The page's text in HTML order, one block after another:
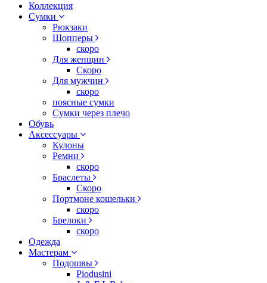
Коллекция
Сумки
Рюкзаки
Шопперы
скоро
Для женщин
Скоро
Для мужчин
скоро
поясные сумки
Сумки через плечо
Обувь
Аксессуары
Кулоны
Ремни
скоро
Браслеты
Скоро
Портмоне кошельки
скоро
Брелоки
скоро
Одежда
Мастерам
Подошвы
Piodusini